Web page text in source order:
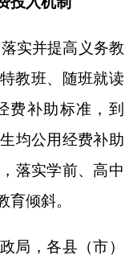
评聘、表
津贴补贴
各县（市）
教育工作
重要议事